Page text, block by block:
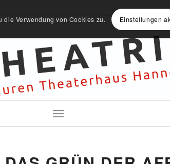
die Verwendung von Cookies zu. Einstellungen